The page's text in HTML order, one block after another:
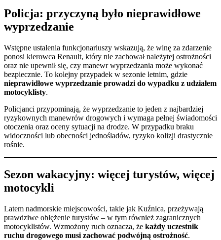
Policja: przyczyną było nieprawidłowe
wyprzedzanie
Wstępne ustalenia funkcjonariuszy wskazują, że winę za zdarzenie
ponosi kierowca Renault, który nie zachował należytej ostrożności
oraz nie upewnił się, czy manewr wyprzedzania może wykonać
bezpiecznie. To kolejny przypadek w sezonie letnim, gdzie
nieprawidłowe wyprzedzanie prowadzi do wypadku z udziałem
motocyklisty.
Policjanci przypominają, że wyprzedzanie to jeden z najbardziej
ryzykownych manewrów drogowych i wymaga pełnej świadomości
otoczenia oraz oceny sytuacji na drodze. W przypadku braku
widoczności lub obecności jednośladów, ryzyko kolizji drastycznie
rośnie.
Sezon wakacyjny: więcej turystów, więcej
motocykli
Latem nadmorskie miejscowości, takie jak Kuźnica, przeżywają
prawdziwe oblężenie turystów – w tym również zagranicznych
motocyklistów. Wzmożony ruch oznacza, że każdy uczestnik
ruchu drogowego musi zachować podwójną ostrożność.